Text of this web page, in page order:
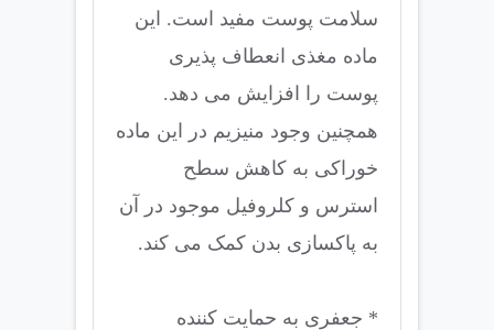
سلامت پوست مفید است. این
ماده مغذی انعطاف پذیری
پوست را افزایش می دهد.
همچنین وجود منیزیم در این ماده
خوراکی به کاهش سطح
استرس و کلروفیل موجود در آن
به پاکسازی بدن کمک می کند.
* جعفری به حمایت کننده